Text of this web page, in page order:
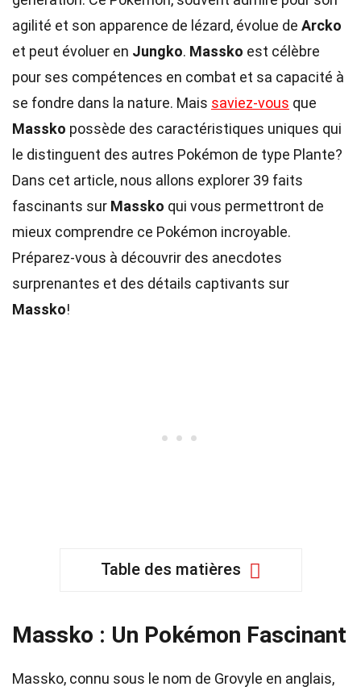
agilité et son apparence de lézard, évolue de Arcko
et peut évoluer en Jungko. Massko est célèbre
pour ses compétences en combat et sa capacité à
se fondre dans la nature. Mais saviez-vous que
Massko possède des caractéristiques uniques qui
le distinguent des autres Pokémon de type Plante?
Dans cet article, nous allons explorer 39 faits
fascinants sur Massko qui vous permettront de
mieux comprendre ce Pokémon incroyable.
Préparez-vous à découvrir des anecdotes
surprenantes et des détails captivants sur
Massko!
Table des matières
Massko : Un Pokémon Fascinant
Massko, connu sous le nom de Grovyle en anglais,